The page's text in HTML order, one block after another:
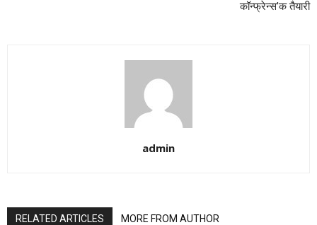
कॉन्फ्रेन्स’क तैयारी
admin
RELATED ARTICLES MORE FROM AUTHOR